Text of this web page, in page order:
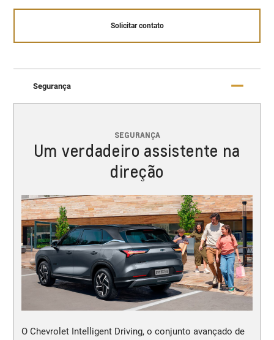
Solicitar contato
Segurança
SEGURANÇA
Um verdadeiro assistente na
direção
O Chevrolet Intelligent Driving, o conjunto avançado de